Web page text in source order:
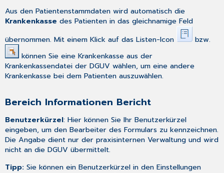
Aus denPatientenstammdaten wird automatisch die
Krankenkasse des Patienten in das gleichnamige Feld
übernommen. Mit einem Klick auf das Listen-Icon
bzw.
können Sie eine Krankenkasse aus der
Krankenkassendatei der DGUV wählen, um eine andere
Krankenkasse bei dem Patienten auszuwählen.
Bereich Informationen Bericht
Benutzerkürzel: Hier können Sie Ihr Benutzerkürzel
eingeben, um den Bearbeiter des Formulars zu kennzeichnen.
Die Angabe dient nur der praxisinternen Verwaltung und wird
nicht an die DGUV übermittelt.
Tipp:Sie können ein Benutzerkürzel in denEinstellungen